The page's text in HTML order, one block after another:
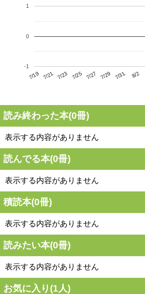
7/19 7/21 7/23 7/25 7/27 7/29 7/31 8/2
-1
0
1
読み終わった本(0冊)
表示する内容がありません
読んでる本(0冊)
表示する内容がありません
積読本(0冊)
表示する内容がありません
読みたい本(0冊)
表示する内容がありません
お気に入り(1人)